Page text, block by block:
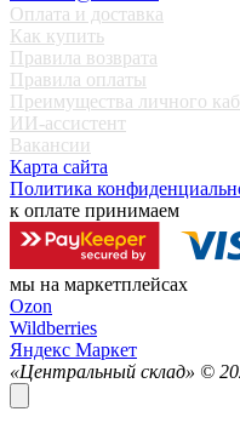
Оплата и доставка
Как купить
Правила возврата
Правила оплаты
Преимущества личного
ИИ-ассистент
Вакансии
Карта сайта
Политика
к оплате принимаем
мы на маркетплейсах
Ozon
Wildberries
Яндекс Маркет
«Центральный склад» ©